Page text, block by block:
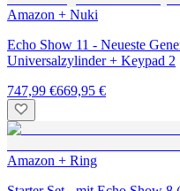
Amazon + Nuki
Echo Show 11 - Neueste
Universalzylinder + Keypad 2
747,99 €669,95 €
Amazon + Ring